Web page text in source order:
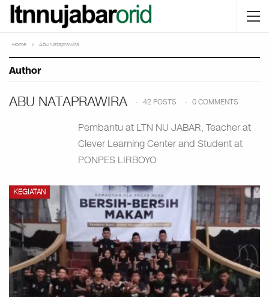
Home Abu Nataprawira
Author
ABU NATAPRAWIRA 42 POSTS 0 COMMENTS
Pembantu at LTN NU JABAR, Teacher at
Clever Learning Center and Student at
PONPES LIRBOYO
KEGIATAN